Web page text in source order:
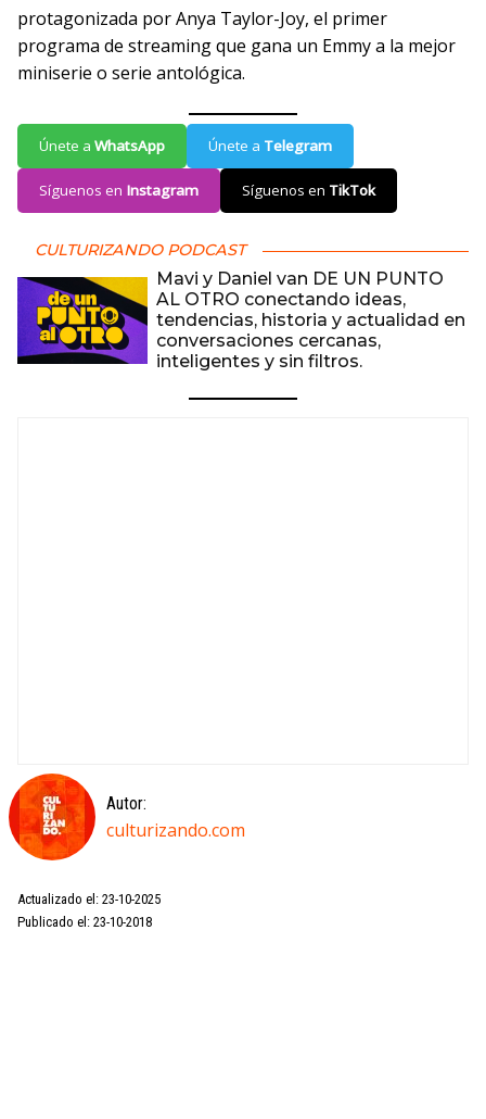
protagonizada por Anya Taylor-Joy, el primer
programa de streaming que gana un Emmy a la mejor
miniserie o serie antológica.
Únete a WhatsApp Únete a Telegram
Síguenos en Instagram Síguenos en TikTok
CULTURIZANDO PODCAST
Mavi y Daniel van DE UN PUNTO
AL OTRO conectando ideas,
tendencias, historia y actualidad en
conversaciones cercanas,
inteligentes y sin filtros.
Autor:
culturizando.com
Actualizado el: 23-10-2025
Publicado el: 23-10-2018